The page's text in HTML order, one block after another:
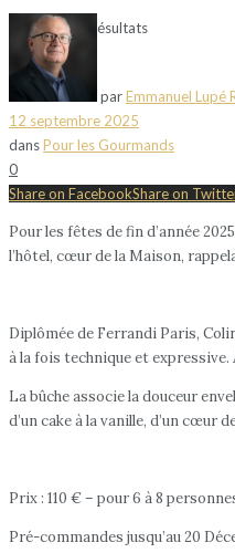
Voir tous les résultats
parEmmanuel Lupé
12 septembre 2025
dansPour les Gourmands
0
Share on FacebookShare on
Pour les fêtes de fin d’année
l’hôtel, cœur de la Maison,
Diplômée de Ferrandi Paris,
à la fois technique et
La bûche associe la douceur
d’un cake à la vanille, d’un cœur
Prix : 110 € – pour 6 à 8
Pré-commandes jusqu’au 20